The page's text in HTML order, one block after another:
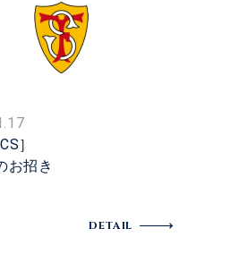
］
お招き
DETAIL